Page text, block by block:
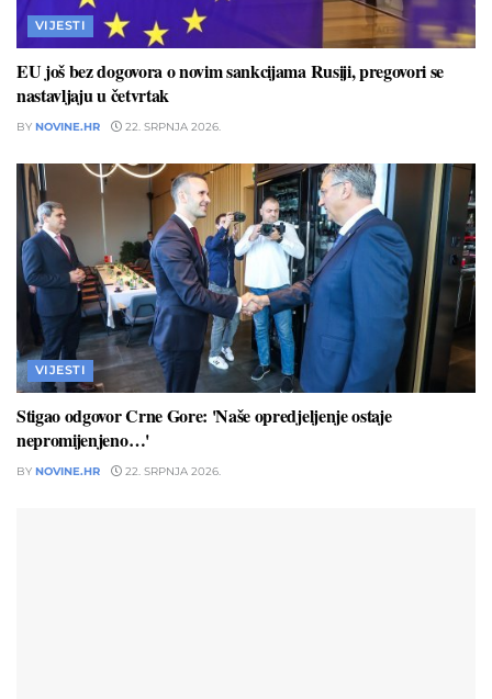
VIJESTI
EU još bez dogovora o novim sankcijama Rusiji, pregovori se
nastavljaju u četvrtak
BY NOVINE.HR 22. SRPNJA 2026.
VIJESTI
Stigao odgovor Crne Gore: 'Naše opredjeljenje ostaje
nepromijenjeno…'
BY NOVINE.HR 22. SRPNJA 2026.